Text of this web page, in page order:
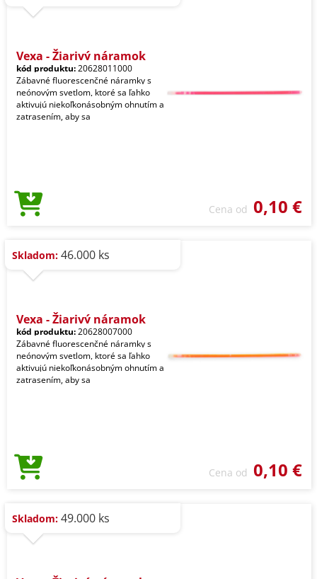
Vexa - Žiarivý náramok
kód produktu:20628011000
Zábavné fluorescenčné náramky s
neónovým svetlom, ktoré sa ľahko
aktivujú niekoľkonásobným ohnutím a
zatrasením, aby sa
Cena od 0,10 €
Skladom: 46.000 ks
Vexa - Žiarivý náramok
kód produktu:20628007000
Zábavné fluorescenčné náramky s
neónovým svetlom, ktoré sa ľahko
aktivujú niekoľkonásobným ohnutím a
zatrasením, aby sa
Cena od 0,10 €
Skladom: 49.000 ks